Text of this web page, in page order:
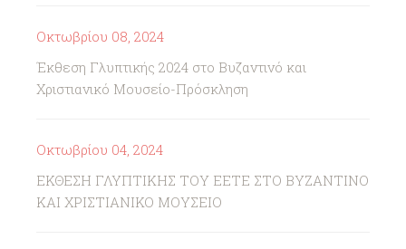
Οκτωβρίου 08, 2024
Έκθεση Γλυπτικής 2024 στο Βυζαντινό και
Χριστιανικό Μουσείο-Πρόσκληση
Οκτωβρίου 04, 2024
ΕΚΘΕΣΗ ΓΛΥΠΤΙΚΗΣ ΤΟΥ ΕΕΤΕ ΣΤΟ ΒΥΖΑΝΤΙΝΟ
ΚΑΙ ΧΡΙΣΤΙΑΝΙΚΟ ΜΟΥΣΕΙΟ